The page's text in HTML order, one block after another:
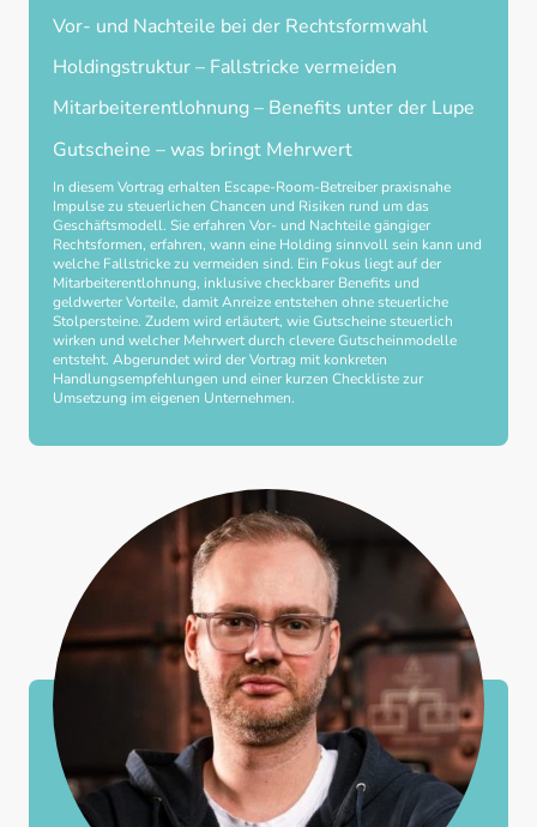
Vor- und Nachteile bei der Rechtsformwahl
Holdingstruktur – Fallstricke vermeiden
Mitarbeiterentlohnung – Benefits unter der Lupe
Gutscheine – was bringt Mehrwert
In diesem Vortrag erhalten Escape-Room-Betreiber praxisnahe
Impulse zu steuerlichen Chancen und Risiken rund um das
Geschäftsmodell. Sie erfahren Vor- und Nachteile gängiger
Rechtsformen, erfahren, wann eine Holding sinnvoll sein kann und
welche Fallstricke zu vermeiden sind. Ein Fokus liegt auf der
Mitarbeiterentlohnung, inklusive checkbarer Benefits und
geldwerter Vorteile, damit Anreize entstehen ohne steuerliche
Stolpersteine. Zudem wird erläutert, wie Gutscheine steuerlich
wirken und welcher Mehrwert durch clevere Gutscheinmodelle
entsteht. Abgerundet wird der Vortrag mit konkreten
Handlungsempfehlungen und einer kurzen Checkliste zur
Umsetzung im eigenen Unternehmen.